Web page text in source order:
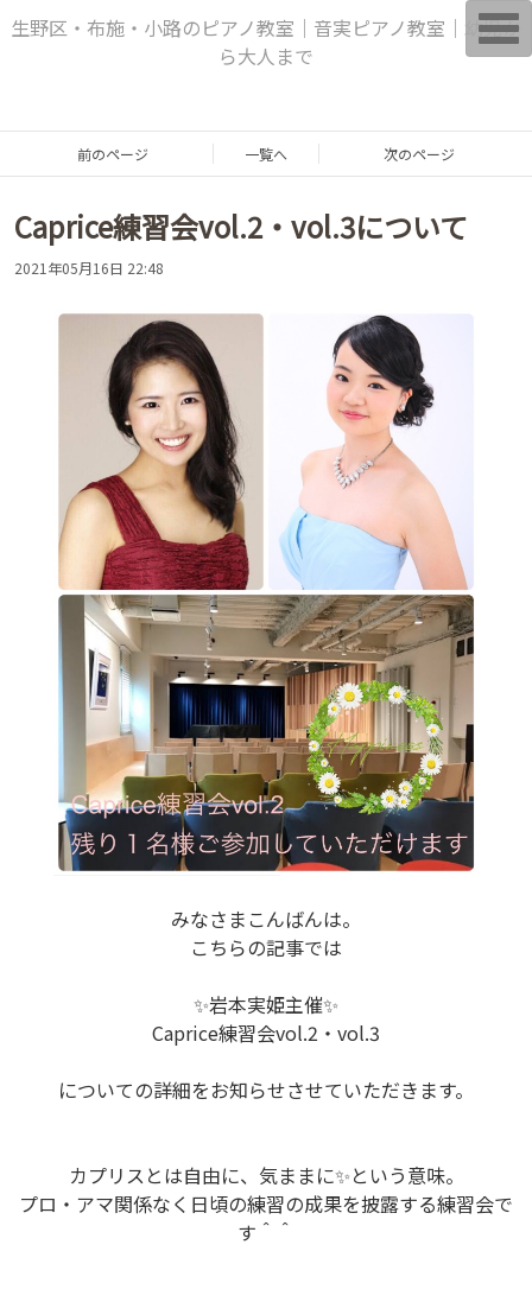
生野区・布施・小路のピアノ教室｜音実ピアノ教室｜幼児か
ら大人まで
前のページ 一覧へ 次のページ
Caprice練習会vol.2・vol.3について
2021年05月16日 22:48
みなさまこんばんは。
こちらの記事では
✨岩本実姫主催✨
Caprice練習会vol.2・vol.3
についての詳細をお知らせさせていただきます。
カプリスとは自由に、気ままに✨という意味。
プロ・アマ関係なく日頃の練習の成果を披露する練習会で
す＾＾
T
o
g
n
i